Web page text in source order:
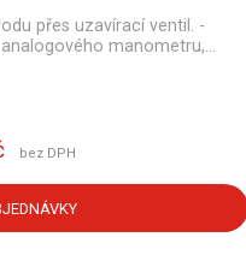
přes uzavírací ventil. -
manometru,…
bez DPH